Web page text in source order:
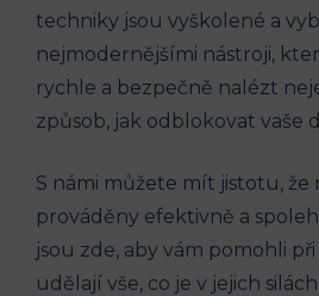
techniky jsou vyškolené a
nejmodernějšími nástroji,
rychle a⁤ bezpečně nalézt
způsob, jak odblokovat vaše
S námi můžete mít ⁣jistotu, ​že
prováděny efektivně‍ a
jsou zde, aby vám pomohli
udělají vše, co je v ⁤jejich